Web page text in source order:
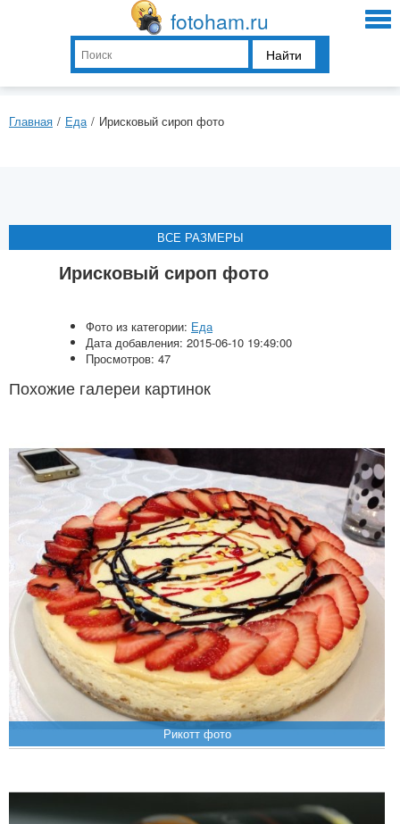
fotoham.ru
Найти
Главная / Еда / Ирисковый сироп фото
ВСЕ РАЗМЕРЫ
ВСЕ РАЗМЕРЫ
ВСЕ РАЗМЕРЫ
ВСЕ РАЗМЕРЫ
Ирисковый сироп фото
Фото из категории: Еда
Дата добавления: 2015-06-10 19:49:00
Просмотров: 47
Похожие галереи картинок
Рикотт фото